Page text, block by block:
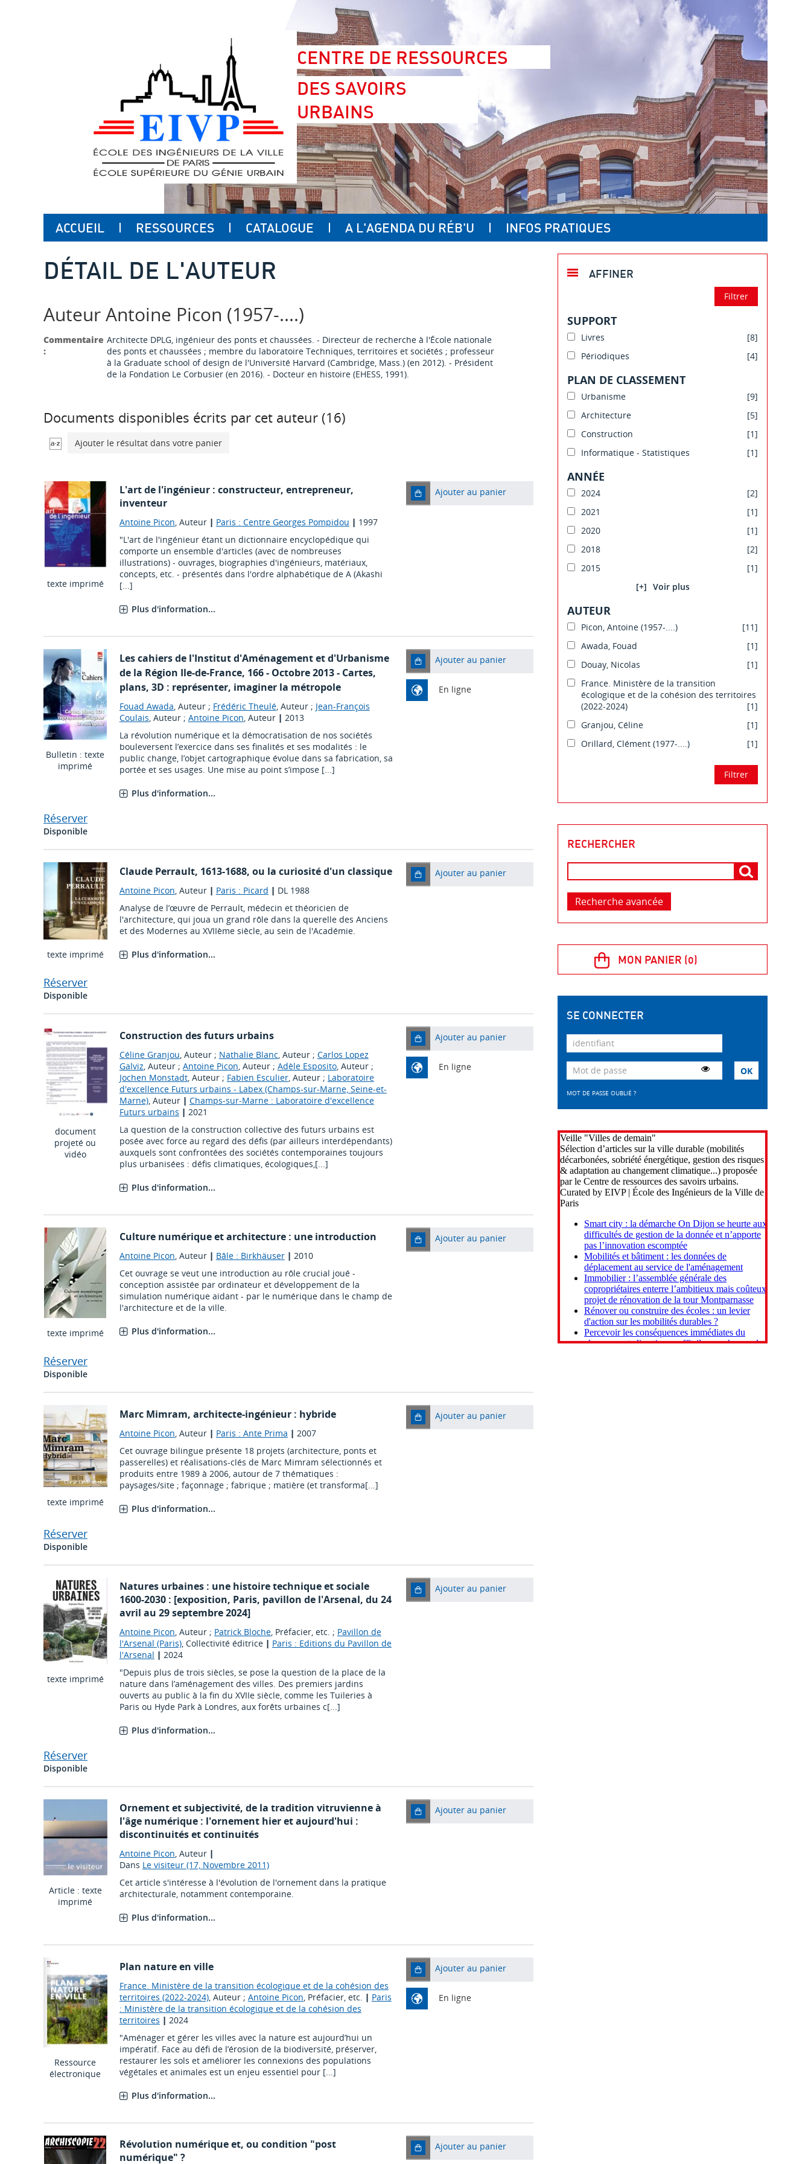
CENTRE DE RESSOURCES
DES SAVOIRS
URBAINS
ACCUEIL RESSOURCES CATALOGUE A L'AGENDA DU RÉB'U INFOS PRATIQUES
DÉTAIL DE L'AUTEUR
Auteur Antoine Picon (1957-....)
Commentaire
:
Architecte DPLG, ingénieur des ponts et chaussées. - Directeur de recherche à l'École nationale
des ponts et chaussées ; membre du laboratoire Techniques, territoires et sociétés ; professeur
à la Graduate school of design de l'Université Harvard (Cambridge, Mass.) (en 2012). - Président
de la Fondation Le Corbusier (en 2016). - Docteur en histoire (EHESS, 1991).
Documents disponibles écrits par cet auteur (16)
Ajouter le résultat dans votre panier
texte imprimé
L'art de l'ingénieur : constructeur, entrepreneur,
inventeur
Antoine Picon, Auteur | Paris : Centre Georges Pompidou | 1997
"L'art de l'ingénieur étant un dictionnaire encyclopédique qui
comporte un ensemble d'articles (avec de nombreuses
illustrations) - ouvrages, biographies d'ingénieurs, matériaux,
concepts, etc. - présentés dans l'ordre alphabétique de A (Akashi
[...]
Plus d'information...
Ajouter au panier
Bulletin : texte
imprimé
Les cahiers de l'Institut d'Aménagement et d'Urbanisme
de la Région Ile-de-France, 166 - Octobre 2013 - Cartes,
plans, 3D : représenter, imaginer la métropole
Fouad Awada, Auteur ; Frédéric Theulé, Auteur ; Jean-François
Coulais, Auteur ; Antoine Picon, Auteur | 2013
La révolution numérique et la démocratisation de nos sociétés
bouleversent l’exercice dans ses finalités et ses modalités : le
public change, l’objet cartographique évolue dans sa fabrication, sa
portée et ses usages. Une mise au point s’impose [...]
Plus d'information...
Ajouter au panier
En ligne
Réserver
Disponible
texte imprimé
Claude Perrault, 1613-1688, ou la curiosité d'un classique
Antoine Picon, Auteur | Paris : Picard | DL 1988
Analyse de l’œuvre de Perrault, médecin et théoricien de
l'architecture, qui joua un grand rôle dans la querelle des Anciens
et des Modernes au XVIIème siècle, au sein de l'Académie.
Plus d'information...
Ajouter au panier
Réserver
Disponible
document
projeté ou
vidéo
Construction des futurs urbains
Céline Granjou, Auteur ; Nathalie Blanc, Auteur ; Carlos Lopez
Galviz, Auteur ; Antoine Picon, Auteur ; Adèle Esposito, Auteur ;
Jochen Monstadt, Auteur ; Fabien Esculier, Auteur ; Laboratoire
d'excellence Futurs urbains - Labex (Champs-sur-Marne, Seine-et-
Marne), Auteur | Champs-sur-Marne : Laboratoire d'excellence
Futurs urbains | 2021
La question de la construction collective des futurs urbains est
posée avec force au regard des défis (par ailleurs interdépendants)
auxquels sont confrontées des sociétés contemporaines toujours
plus urbanisées : défis climatiques, écologiques,[...]
Plus d'information...
Ajouter au panier
En ligne
texte imprimé
Culture numérique et architecture : une introduction
Antoine Picon, Auteur | Bâle : Birkhäuser| 2010
Cet ouvrage se veut une introduction au rôle crucial joué -
conception assistée par ordinateur et développement de la
simulation numérique aidant - par le numérique dans le champ de
l'architecture et de la ville.
Plus d'information...
Ajouter au panier
Réserver
Disponible
texte imprimé
Marc Mimram, architecte-ingénieur : hybride
Antoine Picon, Auteur | Paris : Ante Prima | 2007
Cet ouvrage bilingue présente 18 projets (architecture, ponts et
passerelles) et réalisations-clés de Marc Mimram sélectionnés et
produits entre 1989 à 2006, autour de 7 thématiques :
paysages/site ; façonnage ; fabrique ; matière (et transforma[...]
Plus d'information...
Ajouter au panier
Réserver
Disponible
texte imprimé
Natures urbaines : une histoire technique et sociale
1600-2030 : [exposition, Paris, pavillon de l'Arsenal, du 24
avril au 29 septembre 2024]
Antoine Picon, Auteur ; Patrick Bloche, Préfacier, etc. ; Pavillon de
l'Arsenal (Paris), Collectivité éditrice | Paris : Editions du Pavillon de
l'Arsenal | 2024
"Depuis plus de trois siècles, se pose la question de la place de la
nature dans l’aménagement des villes. Des premiers jardins
ouverts au public à la fin du XVIIe siècle, comme les Tuileries à
Paris ou Hyde Park à Londres, aux forêts urbaines c[...]
Plus d'information...
Ajouter au panier
Réserver
Disponible
Article : texte
imprimé
Ornement et subjectivité, de la tradition vitruvienne à
l'âge numérique : l'ornement hier et aujourd'hui :
discontinuités et continuités
Antoine Picon, Auteur |
Dans Le visiteur (17, Novembre 2011)
Cet article s'intéresse à l'évolution de l'ornement dans la pratique
architecturale, notamment contemporaine.
Plus d'information...
Ajouter au panier
Ressource
électronique
Plan nature en ville
France. Ministère de la transition écologique et de la cohésion des
territoires (2022-2024), Auteur ; Antoine Picon, Préfacier, etc. | Paris
: Ministère de la transition écologique et de la cohésion des
territoires | 2024
"Aménager et gérer les villes avec la nature est aujourd’hui un
impératif. Face au défi de l’érosion de la biodiversité, préserver,
restaurer les sols et améliorer les connexions des populations
végétales et animales est un enjeu essentiel pour [...]
Plus d'information...
Ajouter au panier
En ligne
Révolution numérique et, ou condition "post
numérique" ?
Ajouter au panier
AFFINER
SUPPORT
Livres
[8]
Périodiques
[4]
PLAN DE CLASSEMENT
Urbanisme
[9]
Architecture
[5]
Construction
[1]
Informatique - Statistiques
[1]
ANNÉE
2024
[2]
2021
[1]
2020
[1]
2018
[2]
2015
[1]
[+]
AUTEUR
Picon, Antoine (1957-....)
[11]
Awada, Fouad
[1]
Douay, Nicolas
[1]
France. Ministère de la transition
écologique et de la cohésion des territoires
(2022-2024)
[1]
Granjou, Céline
[1]
Orillard, Clément (1977-....)
[1]
RECHERCHER
Recherche avancée
SE CONNECTER
MOT DE PASSE OUBLIÉ ?